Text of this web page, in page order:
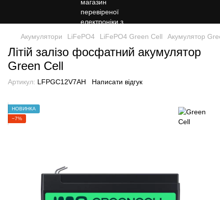
Акумулятори LiFePO4 LiFePO4 Green Cell Акумулятор
Літій залізо фосфатний акумулятор
Green Cell
Артикул: LFPGC12V7AH Написати відгук
НОВИНКА
−7%